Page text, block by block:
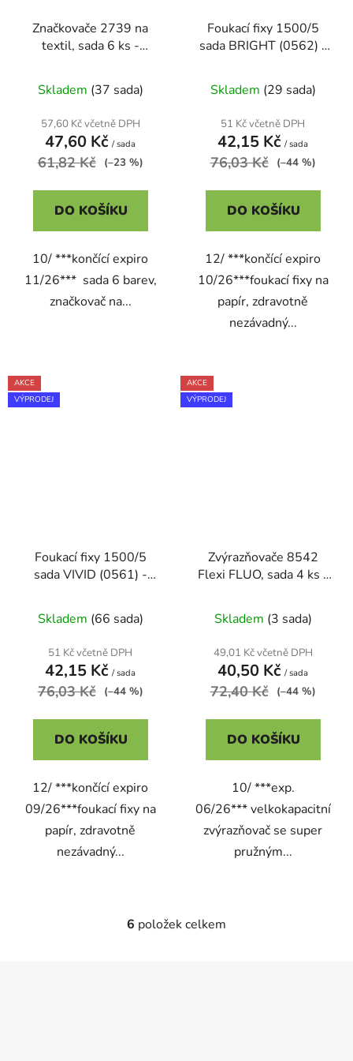
Značkovače 2739 na
textil, sada 6 ks -
Skladem (37 sada)
57,60 Kč včetně DPH
47,60 Kč / sada
61,82 Kč (–23 %)
DO KOŠÍKU
10/ ***končící expiro
11/26*** sada 6 barev,
značkovač na...
Foukací fixy 1500/5
sada BRIGHT (0562) -
Skladem (29 sada)
51 Kč včetně DPH
42,15 Kč / sada
76,03 Kč (–44 %)
DO KOŠÍKU
12/ ***končící expiro
10/26***foukací fixy na
papír, zdravotně
nezávadný...
AKCE
VÝPRODEJ
Foukací fixy 1500/5
sada VIVID (0561) -
Skladem (66 sada)
51 Kč včetně DPH
42,15 Kč / sada
76,03 Kč (–44 %)
DO KOŠÍKU
12/ ***končící expiro
09/26***foukací fixy na
papír, zdravotně
nezávadný...
AKCE
VÝPRODEJ
Zvýrazňovače 8542
Flexi FLUO, sada 4 ks -
Skladem (3 sada)
49,01 Kč včetně DPH
40,50 Kč / sada
72,40 Kč (–44 %)
DO KOŠÍKU
10/ ***exp.
06/26*** velkokapacitní
zvýrazňovač se super
pružným...
O
6 položek celkem